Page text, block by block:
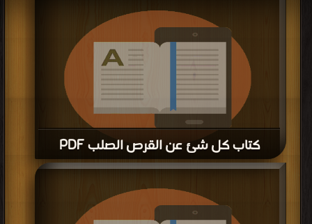
في تحميل| التحميل : مرة/مرات
كتاب كل شئ عن القرص الصلب PDF
قراءة و تحميل كتاب كتاب كل شئ عن القرص الصلب PDF مجانا | مكتبة >
كتب في
تحميل| التحميل : مرة/مرات